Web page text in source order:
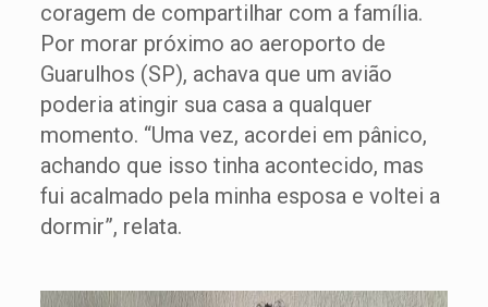
coragem de compartilhar com a família.
Por morar próximo ao aeroporto de
Guarulhos (SP), achava que um avião
poderia atingir sua casa a qualquer
momento. “Uma vez, acordei em pânico,
achando que isso tinha acontecido, mas
fui acalmado pela minha esposa e voltei a
dormir”, relata.